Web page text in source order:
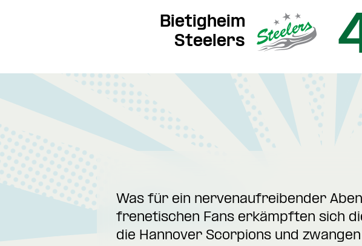
Bietigheim
Steelers
Was für ein nervenaufreibender
frenetischen Fans erkämpften sich
die Hannover Scorpions und